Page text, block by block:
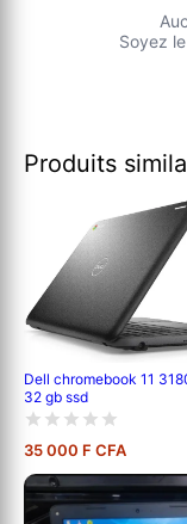
Soyez
Produits
Dell chromebook 11
32 gb ssd
35 000 F CFA